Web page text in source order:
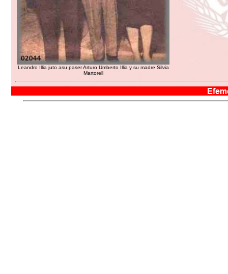
Leandro Illia juto asu paser Arturo Umberto Illia y su madre Silvia
Martorell